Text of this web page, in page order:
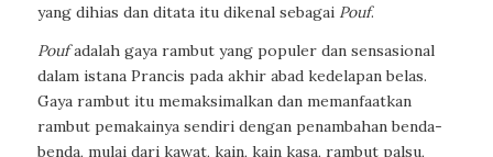
yang dihias dan ditata itu dikenal sebagai Pouf.
Poufadalah gaya rambut yang populer dan sensasional
dalam istana Prancis pada akhir abad kedelapan belas.
Gaya rambut itu memaksimalkan dan memanfaatkan
rambut pemakainya sendiri dengan penambahan benda-
benda, mulai dari kawat, kain, kain kasa, rambut palsu,